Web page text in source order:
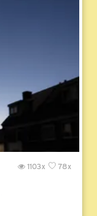
78x
1103x